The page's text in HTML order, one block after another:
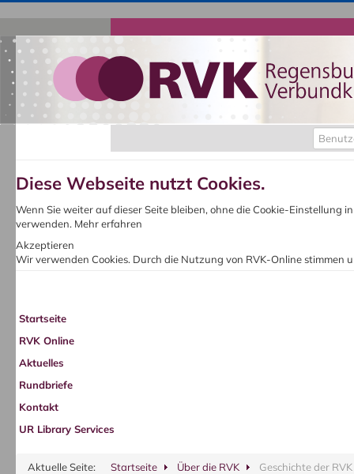
Diese Webseite nutzt Cookies.
Wenn Sie weiter auf dieser Seite bleiben, ohne die Cookie-Einstellung
verwenden. Mehr erfahren
Akzeptieren
Wir verwenden Cookies. Durch die Nutzung von RVK-Online stimmen
Startseite
RVK Online
Aktuelles
Rundbriefe
Kontakt
UR Library Services
Aktuelle Seite: Startseite Über die RVK Geschichte der RVK